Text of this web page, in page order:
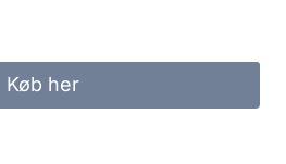
Køb her